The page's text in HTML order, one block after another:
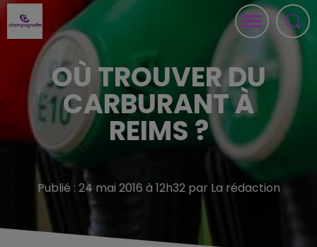
OÙ TROUVER DU
CARBURANT À
REIMS ?
Publié : 24 mai 2016 à 12h32 par La rédaction